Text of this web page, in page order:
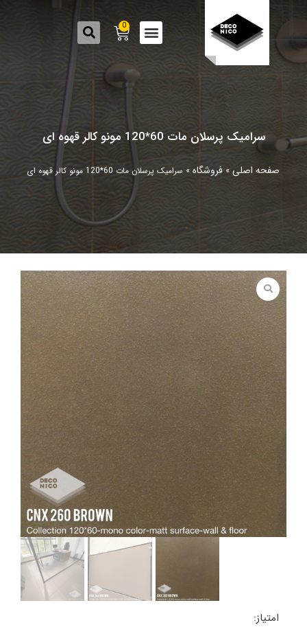
0
سرامیک پرسلان مات 60*120 مونو کالر قهوه ای
صفحه اصلی » فروشگاه » سرامیک پرسلان مات 60*120 مونو کالر قهوه ای
امتیاز: